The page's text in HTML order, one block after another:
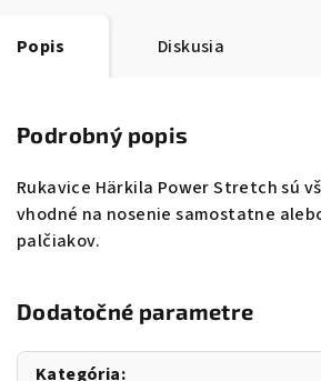
Popis Diskusia
Podrobný popis
Rukavice Härkila Power Stretch sú
vhodné na nosenie samostatne
palčiakov.
Dodatočné parametre
Kategória: